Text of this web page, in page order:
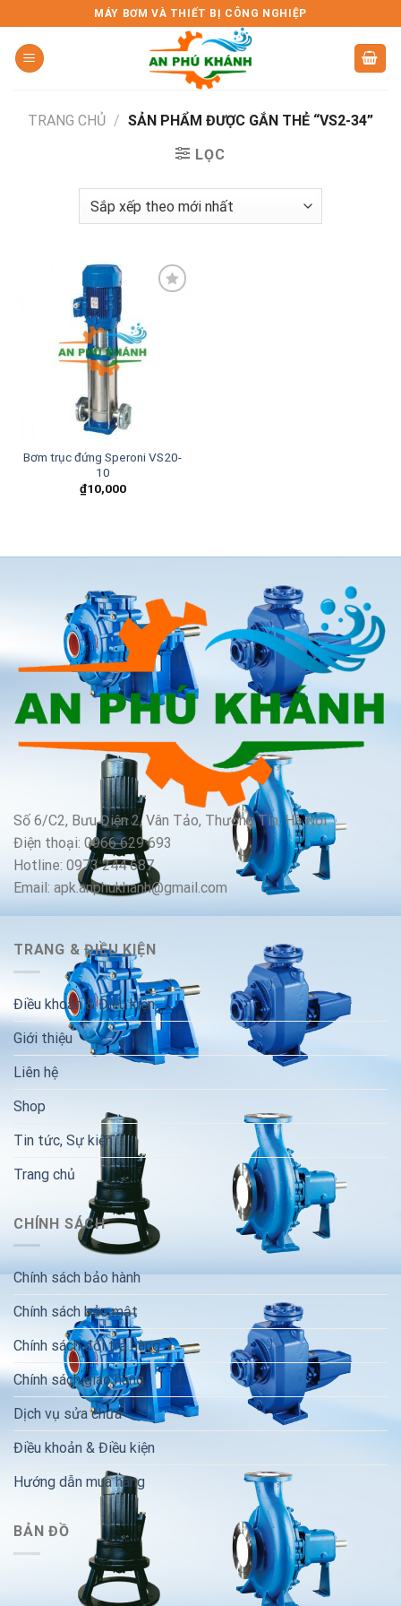
to
content
MÁY BƠM VÀ THIẾT BỊ CÔNG NGHIỆP
TRANG CHỦ / SẢN PHẨM ĐƯỢC GẮN THẺ “VS2-34”
LỌC
wishlist
Bơm trục đứng Speroni VS20-
10
₫10,000
Số 6/C2, Bưu Điện 2, Vân Tảo, Thường Tín, Hà Nội
Điện thoại: 0966 629 693
Hotline: 0973 244 687
Email: apk.anphukhanh@gmail.com
TRANG & ĐIỀU KIỆN
Điều khoản & Điều kiện
Giới thiệu
Liên hệ
Shop
Tin tức, Sự kiện
Trang chủ
CHÍNH SÁCH
Chính sách bảo hành
Chính sách bảo mật
Chính sách đổi trả hàng
Chính sách giao hàng
Dịch vụ sửa chữa
Điều khoản & Điều kiện
Hướng dẫn mua hàng
BẢN ĐỒ